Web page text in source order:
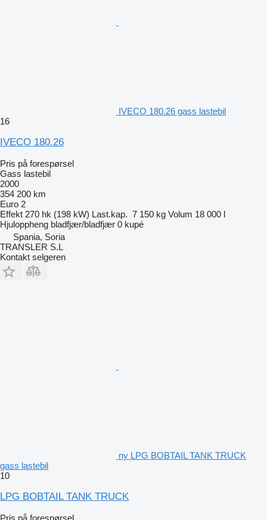
IVECO 180.26 gass lastebil
16
IVECO 180.26
Pris på forespørsel
Gass lastebil
2000
354 200 km
Euro 2
Effekt 270 hk (198 kW) Last.kap. 7 150 kg Volum 18 000 l
Hjuloppheng bladfjær/bladfjær 0 kupé
Spania, Soria
TRANSLER S.L
Kontakt selgeren
ny LPG BOBTAIL TANK TRUCK
gass lastebil
10
LPG BOBTAIL TANK TRUCK
Pris på forespørsel